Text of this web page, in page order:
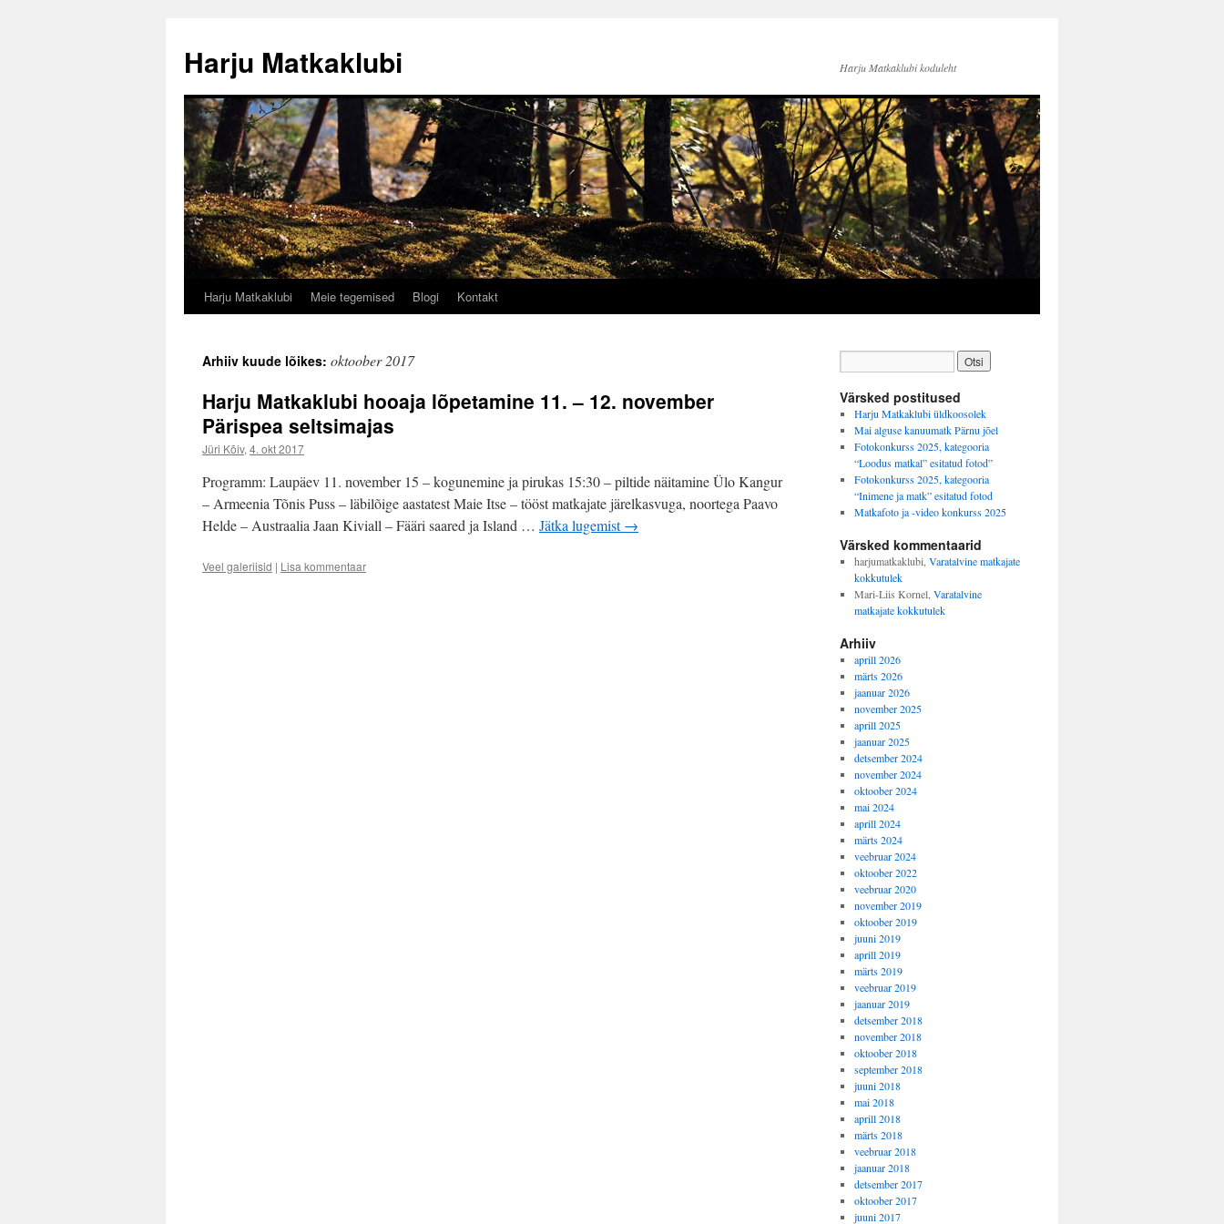
juurde
Harju Matkaklubi Harju Matkaklubi koduleht
Harju Matkaklubi Meie tegemised Blogi Kontakt
Arhiiv kuude lõikes: oktoober 2017
Harju Matkaklubi hooaja lõpetamine 11. – 12. november
Pärispea seltsimajas
Jüri Kõiv, 4. okt 2017
Programm: Laupäev 11. november 15 – kogunemine ja pirukas 15:30 – piltide näitamine Ülo Kangur
– Armeenia Tõnis Puss – läbilõige aastatest Maie Itse – tööst matkajate järelkasvuga, noortega Paavo
Helde – Austraalia Jaan Kiviall – Fääri saared ja Island … Jätka lugemist→
Veel galeriisid | Lisa kommentaar
Värsked postitused
Harju Matkaklubi üldkoosolek
Mai alguse kanuumatk Pärnu jõel
Fotokonkurss 2025, kategooria
“Loodus matkal” esitatud fotod”
Fotokonkurss 2025, kategooria
“Inimene ja matk” esitatud fotod
Matkafoto ja -video konkurss 2025
Värsked kommentaarid
harjumatkaklubi Varatalvine matkajate
kokkutulek
Mari-Liis Kornel, Varatalvine
matkajate kokkutulek
Arhiiv
aprill 2026
märts 2026
jaanuar 2026
november 2025
aprill 2025
jaanuar 2025
detsember 2024
november 2024
oktoober 2024
mai 2024
aprill 2024
märts 2024
veebruar 2024
oktoober 2022
veebruar 2020
november 2019
oktoober 2019
juuni 2019
aprill 2019
märts 2019
veebruar 2019
jaanuar 2019
detsember 2018
november 2018
oktoober 2018
september 2018
juuni 2018
mai 2018
aprill 2018
märts 2018
veebruar 2018
jaanuar 2018
detsember 2017
oktoober 2017
juuni 2017